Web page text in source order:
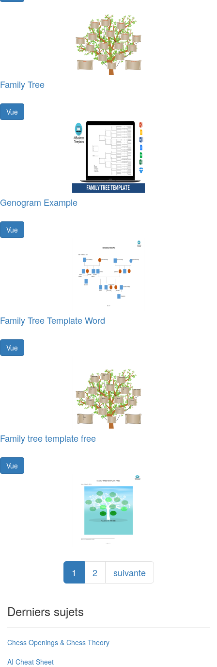
Family Tree
Vue
Genogram Example
Vue
Family Tree Template Word
Vue
Family tree template free
Vue
1 2 suivante
Derniers sujets
Chess Openings & Chess Theory
AI Cheat Sheet